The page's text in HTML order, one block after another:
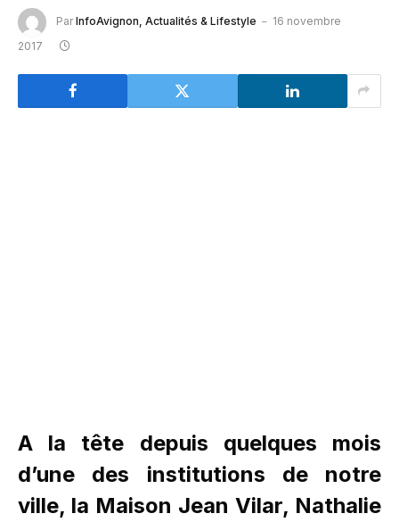
Par InfoAvignon, Actualités & Lifestyle
16 novembre
2017
A la tête depuis quelques mois
d’une des institutions de notre
ville, la Maison Jean Vilar, Nathalie